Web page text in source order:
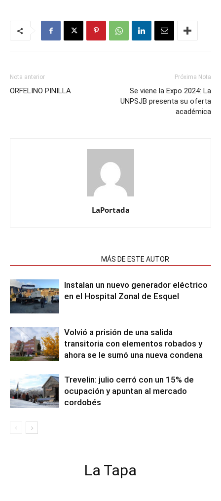
Nota anterior
ORFELINO PINILLA
Próxima Nota
Se viene la Expo 2024: La
UNPSJB presenta su oferta
académica
LaPortada
MÁS DE ESTE AUTOR
Instalan un nuevo generador eléctrico
en el Hospital Zonal de Esquel
Volvió a prisión de una salida
transitoria con elementos robados y
ahora se le sumó una nueva condena
Trevelin: julio cerró con un 15% de
ocupación y apuntan al mercado
cordobés
La Tapa